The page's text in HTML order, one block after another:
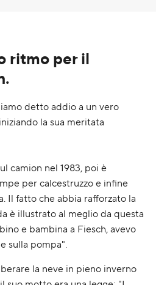
ritmo per il
detto addio a un vero
la sua meritata
camion nel 1983, poi è
per calcestruzzo e infine
Il fatto che abbia rafforzato la
è illustrato al meglio da questa
e bambina a Fiesch, avevo
sulla pompa".
la neve in pieno inverno